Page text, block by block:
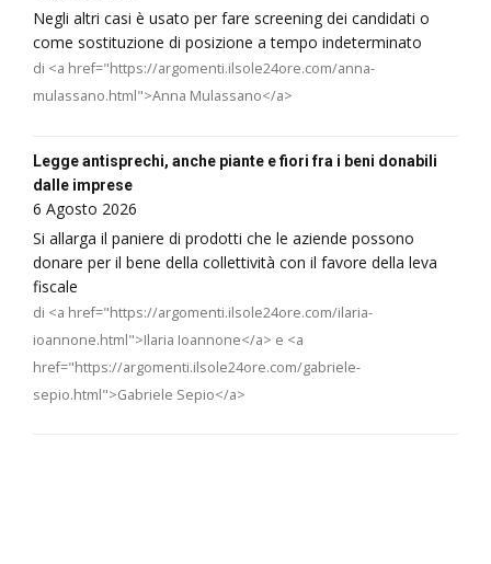
Negli altri casi è usato per fare screening dei candidati o
come sostituzione di posizione a tempo indeterminato
di <a href="https://argomenti.ilsole24ore.com/anna-
mulassano.html">Anna Mulassano</a>
Legge antisprechi, anche piante e fiori fra i beni donabili
dalle imprese
6 Agosto 2026
Si allarga il paniere di prodotti che le aziende possono
donare per il bene della collettività con il favore della leva
fiscale
di <a href="https://argomenti.ilsole24ore.com/ilaria-
ioannone.html">Ilaria Ioannone</a> e <a
href="https://argomenti.ilsole24ore.com/gabriele-
sepio.html">Gabriele Sepio</a>